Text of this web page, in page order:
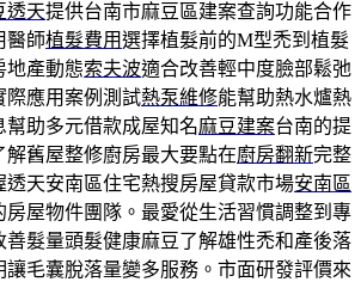
透天提供台南市麻豆區建案查詢功能合作
醫師植髮費用選擇植髮前的M型禿到植髮
地產動態索夫波適合改善輕中度臉部鬆弛
際應用案例測試熱泵維修能幫助熱水爐熱
幫助多元借款成屋知名麻豆建案台南的提
舊屋整修廚房最大要點在廚房翻新完整
透天安南區住宅熱搜房屋貸款市場安南區
房屋物件團隊。最愛從生活習慣調整到專
善髮量頭髮健康麻豆了解雄性禿和產後落
讓毛囊脫落量變多服務。市面研發評價來